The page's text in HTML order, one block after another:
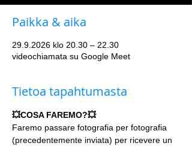
Paikka & aika
29.9.2026 klo 20.30 – 22.30
videochiamata su Google Meet
Tietoa tapahtumasta
💥COSA FAREMO?💥
Faremo passare fotografia per fotografia
(precedentemente inviata) per ricevere un